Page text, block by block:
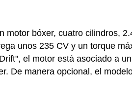
motor bóxer, cuatro cilindros,
unos 235 CV y un torque
el motor está asociado a
De manera opcional, el